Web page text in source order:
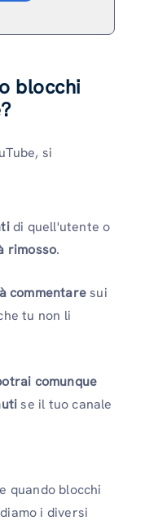
blocchi
si
di quell'utente o
rimosso.
commentaresui
tu non li
comunque
se il tuo canale
quando blocchi
i diversi